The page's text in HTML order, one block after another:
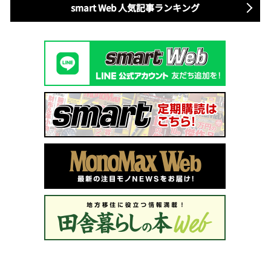
smart Web 人気記事ランキング